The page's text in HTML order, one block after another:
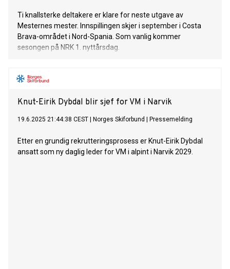
Ti knallsterke deltakere er klare for neste utgave av
Mesternes mester. Innspillingen skjer i september i Costa
Brava-området i Nord-Spania. Som vanlig kommer
sesongen på NRK 1. nyttårsdag.
Knut-Eirik Dybdal blir sjef for VM i Narvik
19.6.2025 21:44:38 CEST Norges Skiforbund Pressemelding
Etter en grundig rekrutteringsprosess er Knut-Eirik Dybdal
ansatt som ny daglig leder for VM i alpint i Narvik 2029.